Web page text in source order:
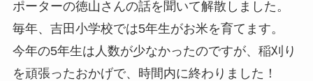
ポーターの徳山さんの話を聞いて解散しました。
毎年、吉田小学校では5年生がお米を育てます。
今年の5年生は人数が少なかったのですが、稲刈り
を頑張ったおかげで、時間内に終わりました！